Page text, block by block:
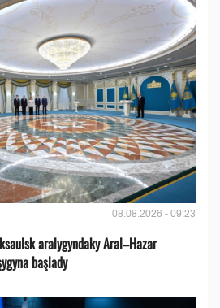
08.08.2026 - 09:23
aralygyndaky Aral–Hazar
başlady